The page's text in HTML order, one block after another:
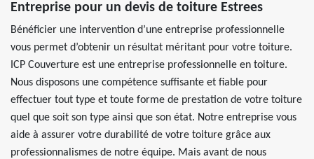
Entreprise pour un devis de toiture Estrees
Bénéficier une intervention d’une entreprise professionnelle
vous permet d’obtenir un résultat méritant pour votre toiture.
ICP Couverture est une entreprise professionnelle en toiture.
Nous disposons une compétence suffisante et fiable pour
effectuer tout type et toute forme de prestation de votre toiture
quel que soit son type ainsi que son état. Notre entreprise vous
aide à assurer votre durabilité de votre toiture grâce aux
professionnalismes de notre équipe. Mais avant de nous